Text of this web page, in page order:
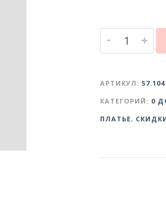
- +
АРТИКУЛ: 57.104
КАТЕГОРИЙ: 0
ПЛАТЬЕ,